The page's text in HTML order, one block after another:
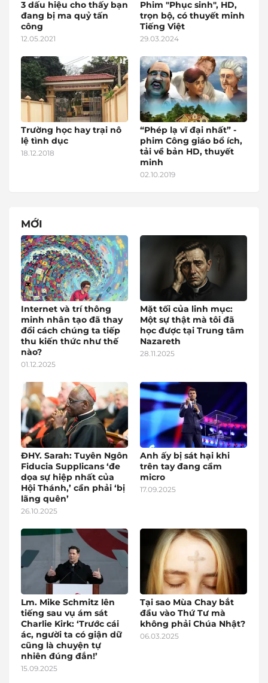
3 dấu hiệu cho thấy bạn
đang bị ma quỷ tấn
công
12.05.2021
Phim "Phục sinh", HD,
trọn bộ, có thuyết minh
Tiếng Việt
29.03.2024
Trường học hay trại nô
lệ tình dục
18.12.2018
“Phép lạ vĩ đại nhất” -
phim Công giáo bổ ích,
tải về bản HD, thuyết
minh
02.10.2019
MỚI
Internet và trí thông
minh nhân tạo đã thay
đổi cách chúng ta tiếp
thu kiến thức như thế
nào?
01.12.2025
Mặt tối của linh mục:
Một sự thật mà tôi đã
học được tại Trung tâm
Nazareth
28.11.2025
ĐHY. Sarah: Tuyên Ngôn
Fiducia Supplicans ‘đe
dọa sự hiệp nhất của
Hội Thánh,’ cần phải ‘bị
lãng quên’
26.10.2025
Anh ấy bị sát hại khi
trên tay đang cầm
micro
17.09.2025
Lm. Mike Schmitz lên
tiếng sau vụ ám sát
Charlie Kirk: ‘Trước cái
ác, người ta có giận dữ
cũng là chuyện tự
nhiên đúng đắn!’
15.09.2025
Tại sao Mùa Chay bắt
đầu vào Thứ Tư mà
không phải Chúa Nhật?
06.03.2025